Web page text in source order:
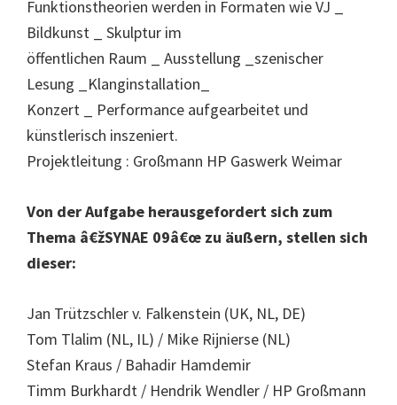
Funktionstheorien werden in Formaten wie VJ _
Bildkunst _ Skulptur im
öffentlichen Raum _ Ausstellung _szenischer
Lesung _Klanginstallation_
Konzert _ Performance aufgearbeitet und
künstlerisch inszeniert.
Projektleitung : Großmann HP Gaswerk Weimar
Von der Aufgabe herausgefordert sich zum
Thema â€žSYNAE 09â€œ zu äußern, stellen sich
dieser:
Jan Trützschler v. Falkenstein (UK, NL, DE)
Tom Tlalim (NL, IL) / Mike Rijnierse (NL)
Stefan Kraus / Bahadir Hamdemir
Timm Burkhardt / Hendrik Wendler / HP Großmann